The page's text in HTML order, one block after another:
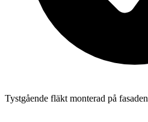
Tystgående fläkt monterad på fasaden